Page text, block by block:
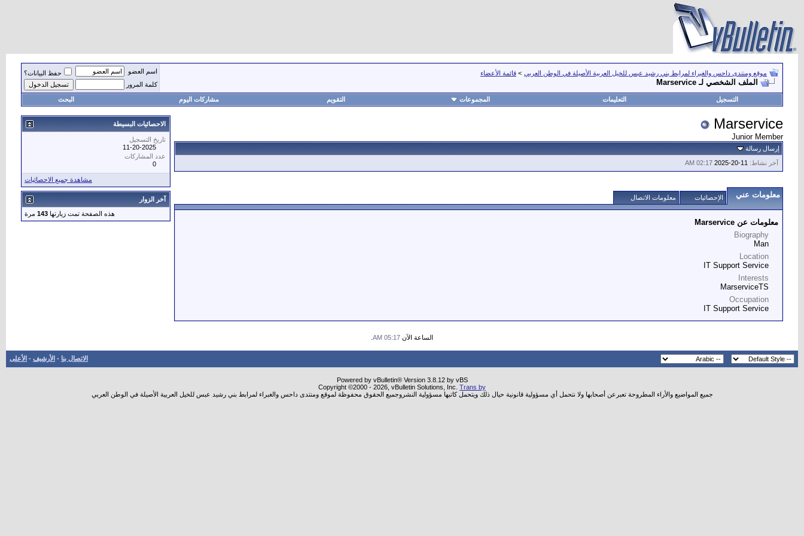
موقع ومنتدى داحس والغبراء لمرابط بني رشيد عبس للخيل العربية الأصيلة في الوطن العربي > قائمة الأعضاء
الملف الشخصي لـ Marservice
اسم العضو
حفظ البيانات؟
كلمة المرور
التسجيل التعليمات المجموعات التقويم مشاركات اليوم البحث
Marservice
Junior Member
إرسال رسالة
آخر نشاط:
02:17 AM
معلومات عني الإحصائيات معلومات الاتصال
معلومات عن Marservice
Biography
Man
Location
IT Support Service
Interests
MarserviceTS
Occupation
IT Support Service
الاحصائيات البسيطة
تاريخ التسجيل
11-20-2025
عدد المشاركات
0
مشاهدة جميع الاحصائيات
آخر الزوار
هذه الصفحة تمت زيارتها 143 مرة
الساعة الآن 05:17 AM
الاتصال بنا - الأرشيف - الأعلى
Powered by vBulletin® Version 3.8.12 by vBS
Copyright ©2000 - 2026, vBulletin Solutions, Inc. Trans by
جميع المواضيع والأراء المطروحة تعبرعن أصحابها ولا نتحمل أي مسؤولية قانونية حيال ذلك ويتحمل كاتبها مسؤولية النشروجميع الحقوق محفوظة لموقع ومنتدى داحس والغبراء لمرابط بني رشيد عبس للخيل العربية الأصيلة في الوطن العربي